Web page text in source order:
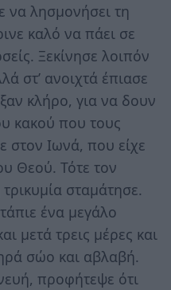
λησμονήσει τη
καλό να πάει σε
Ξεκίνησε λοιπόν
στ’ ανοιχτά έπιασε
κλήρο, για να δουν
κακού που τους
στον Ιωνά, που είχε
Θεού. Τότε τον
σταμάτησε.
ένα μεγάλο
μετά τρεις μέρες και
σώο και αβλαβή.
προφήτεψε ότι